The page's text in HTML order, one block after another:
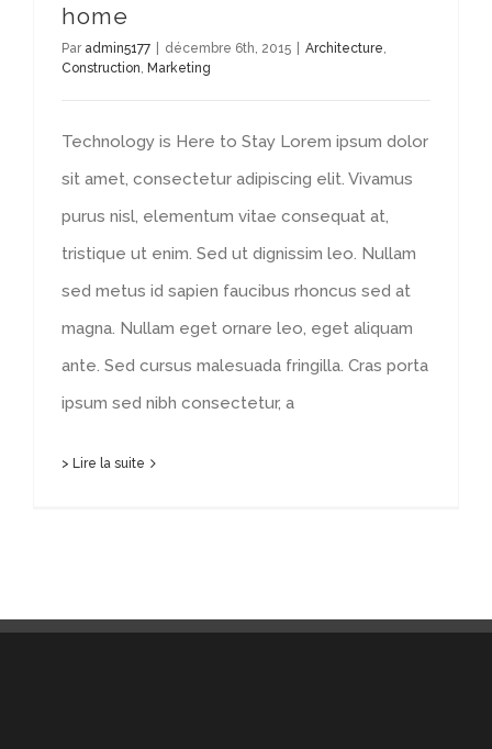
home
Par admin5177 décembre 6th, 2015 Architecture
Construction Marketing
Technology is Here to Stay Lorem ipsum dolor
sit amet, consectetur adipiscing elit. Vivamus
purus nisl, elementum vitae consequat at,
tristique ut enim. Sed ut dignissim leo. Nullam
sed metus id sapien faucibus rhoncus sed at
magna. Nullam eget ornare leo, eget aliquam
ante. Sed cursus malesuada fringilla. Cras porta
ipsum sed nibh consectetur, a
> Lire la suite